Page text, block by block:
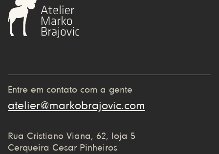
Entre em contato com a gente
atelier@markobrajovic.com
Rua Cristiano Viana, 62, loja 5
Cerqueira Cesar Pinheiros